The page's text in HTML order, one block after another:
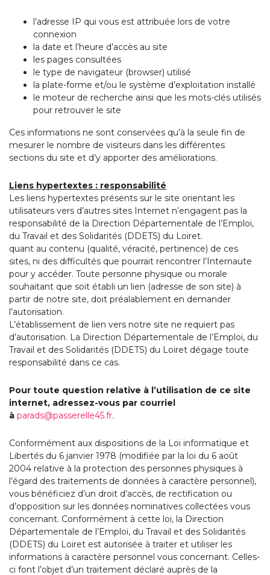
l’adresse IP qui vous est attribuée lors de votre
connexion
la date et l’heure d’accès au site
les pages consultées
le type de navigateur (browser) utilisé
la plate-forme et/ou le système d’exploitation installé
le moteur de recherche ainsi que les mots-clés utilisés
pour retrouver le site
Ces informations ne sont conservées qu’à la seule fin de
mesurer le nombre de visiteurs dans les différentes
sections du site et d’y apporter des améliorations.
Liens hypertextes : responsabilité
Les liens hypertextes présents sur le site orientant les
utilisateurs vers d’autres sites Internet n’engagent pas la
responsabilité de la Direction Départementale de l’Emploi,
du Travail et des Solidarités (DDETS) du Loiret.
quant au contenu (qualité, véracité, pertinence) de ces
sites, ni des difficultés que pourrait rencontrer l’Internaute
pour y accéder. Toute personne physique ou morale
souhaitant que soit établi un lien (adresse de son site) à
partir de notre site, doit préalablement en demander
l’autorisation.
L’établissement de lien vers notre site ne requiert pas
d’autorisation. La Direction Départementale de l’Emploi, du
Travail et des Solidarités (DDETS) du Loiret dégage toute
responsabilité dans ce cas.
Pour toute question relative à l’utilisation de ce site
internet, adressez-vous par courriel
à parads@passerelle45.fr.
Conformément aux dispositions de la Loi informatique et
Libertés du 6 janvier 1978 (modifiée par la loi du 6 août
2004 relative à la protection des personnes physiques à
l’égard des traitements de données à caractère personnel),
vous bénéficiez d’un droit d’accès, de rectification ou
d’opposition sur les données nominatives collectées vous
concernant. Conformément à cette loi, la Direction
Départementale de l’Emploi, du Travail et des Solidarités
(DDETS) du Loiret est autorisée à traiter et utiliser les
informations à caractère personnel vous concernant. Celles-
ci font l’objet d’un traitement déclaré auprès de la